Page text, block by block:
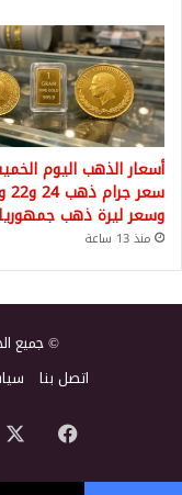
أسعار الذهب اليوم
وسعر ليرة ذهب
منذ 13 ساعة
© جميع
اتصل بنا
فيسبوك